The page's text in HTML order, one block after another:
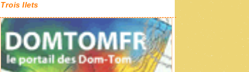
Trois Ilets